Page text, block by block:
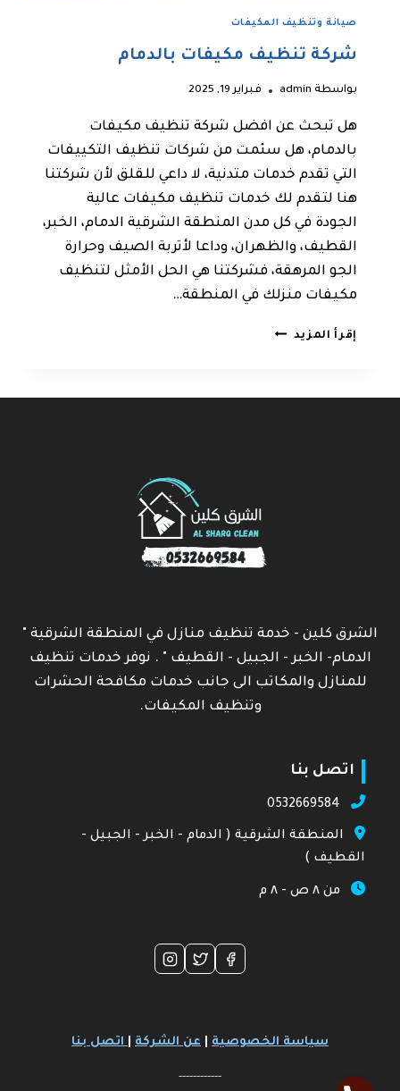
صيانة وتنظيف المكيفات
شركة تنظيف مكيفات بالدمام
بواسطة admin فبراير 19, 2025
هل تبحث عن افضل شركة تنظيف مكيفات
بالدمام، هل سئمت من شركات تنظيف التكييفات
التي تقدم خدمات متدنية، لا داعي للقلق لأن شركتنا
هنا لتقدم لك خدمات تنظيف مكيفات عالية
الجودة في كل مدن المنطقة الشرقية الدمام، الخبر،
القطيف، والظهران، وداعا لأتربة الصيف وحرارة
الجو المرهقة، فشركتنا هي الحل الأمثل لتنظيف
مكيفات منزلك في المنطقة…
إقرأ المزيد شركة
الشرق كلين - خدمة تنظيف منازل في المنطقة الشرقية "
الدمام- الخبر - الجبيل - القطيف " . نوفر خدمات تنظيف
للمنازل والمكاتب الى جانب خدمات مكافحة الحشرات
وتنظيف المكيفات.
اتصل بنا
المنطقة الشرقية ( الدمام - الخبر - الجبيل -
القطيف )
من ٨ ص - ٨ م
سياسة الخصوصية عن الشركة اتصل بنا
------------